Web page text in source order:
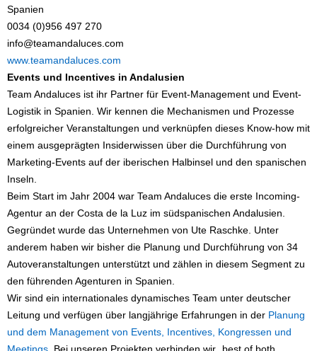
Spanien
0034 (0)956 497 270
info@teamandaluces.com
www.teamandaluces.com
Events und Incentives in Andalusien
Team Andaluces ist ihr Partner für Event-Management und Event-
Logistik in Spanien. Wir kennen die Mechanismen und Prozesse
erfolgreicher Veranstaltungen und verknüpfen dieses Know-how mit
einem ausgeprägten Insiderwissen über die Durchführung von
Marketing-Events auf der iberischen Halbinsel und den spanischen
Inseln.
Beim Start im Jahr 2004 war Team Andaluces die erste Incoming-
Agentur an der Costa de la Luz im südspanischen Andalusien.
Gegründet wurde das Unternehmen von Ute Raschke. Unter
anderem haben wir bisher die Planung und Durchführung von 34
Autoveranstaltungen unterstützt und zählen in diesem Segment zu
den führenden Agenturen in Spanien.
Wir sind ein internationales dynamisches Team unter deutscher
Leitung und verfügen über langjährige Erfahrungen in der Planung
und dem Management von Events, Incentives, Kongressen und